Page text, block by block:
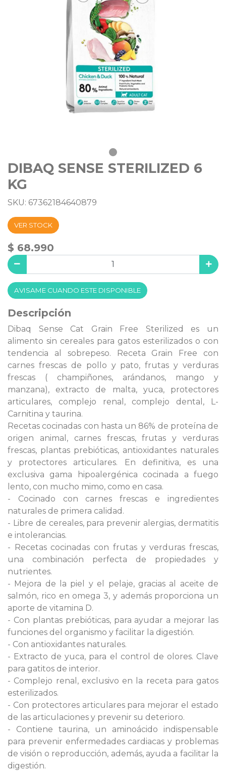
DIBAQ SENSE STERILIZED 6
KG
SKU: 67362184640879
VER STOCK
$ 68.990
AVISAME CUANDO ESTE DISPONIBLE
Descripción
Dibaq Sense Cat Grain Free Sterilized es un
alimento sin cereales para gatos esterilizados o con
tendencia al sobrepeso. Receta Grain Free con
carnes frescas de pollo y pato, frutas y verduras
frescas ( champiñones, arándanos, mango y
manzana), extracto de malta, yuca, protectores
articulares, complejo renal, complejo dental, L-
Carnitina y taurina.
Recetas cocinadas con hasta un 86% de proteína de
origen animal, carnes frescas, frutas y verduras
frescas, plantas prebióticas, antioxidantes naturales
y protectores articulares. En definitiva, es una
exclusiva gama hipoalergénica cocinada a fuego
lento, con mucho mimo, como en casa.
- Cocinado con carnes frescas e ingredientes
naturales de primera calidad.
- Libre de cereales, para prevenir alergias, dermatitis
e intolerancias.
- Recetas cocinadas con frutas y verduras frescas,
una combinación perfecta de propiedades y
nutrientes.
- Mejora de la piel y el pelaje, gracias al aceite de
salmón, rico en omega 3, y además proporciona un
aporte de vitamina D.
- Con plantas prebióticas, para ayudar a mejorar las
funciones del organismo y facilitar la digestión.
- Con antioxidantes naturales.
- Extracto de yuca, para el control de olores. Clave
para gatitos de interior.
- Complejo renal, exclusivo en la receta para gatos
esterilizados.
- Con protectores articulares para mejorar el estado
de las articulaciones y prevenir su deterioro.
- Contiene taurina, un aminoácido indispensable
para prevenir enfermedades cardiacas y problemas
de visión o reproducción, además, ayuda a facilitar la
digestión.